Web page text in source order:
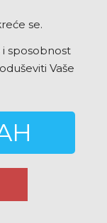
se.
i sposobnost
Vaše